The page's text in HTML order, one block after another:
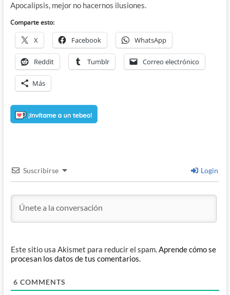
Apocalipsis, mejor no hacernos ilusiones.
Comparte esto:
X Facebook WhatsApp
Reddit Tumblr Correo electrónico
Más
Suscribirse Login
Este sitio usa Akismet para reducir el spam.Aprende cómo se
procesan los datos de tus comentarios.
6 COMMENTS